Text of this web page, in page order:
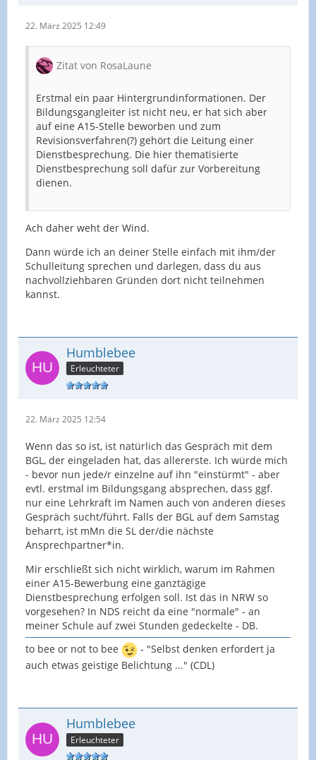
22. März 2025 12:49
Zitat von RosaLaune
Erstmal ein paar Hintergrundinformationen. Der
Bildungsgangleiter ist nicht neu, er hat sich aber
auf eine A15-Stelle beworben und zum
Revisionsverfahren(?) gehört die Leitung einer
Dienstbesprechung. Die hier thematisierte
Dienstbesprechung soll dafür zur Vorbereitung
dienen.
Ach daher weht der Wind.
Dann würde ich an deiner Stelle einfach mit ihm/der
Schulleitung sprechen und darlegen, dass du aus
nachvollziehbaren Gründen dort nicht teilnehmen
kannst.
Humblebee
Erleuchteter
22. März 2025 12:54
Wenn das so ist, ist natürlich das Gespräch mit dem
BGL, der eingeladen hat, das allererste. Ich würde mich
- bevor nun jede/r einzelne auf ihn "einstürmt" - aber
evtl. erstmal im Bildungsgang absprechen, dass ggf.
nur eine Lehrkraft im Namen auch von anderen dieses
Gespräch sucht/führt. Falls der BGL auf dem Samstag
beharrt, ist mMn die SL der/die nächste
Ansprechpartner*in.
Mir erschließt sich nicht wirklich, warum im Rahmen
einer A15-Bewerbung eine ganztägige
Dienstbesprechung erfolgen soll. Ist das in NRW so
vorgesehen? In NDS reicht da eine "normale" - an
meiner Schule auf zwei Stunden gedeckelte - DB.
to bee or not to bee
- "Selbst denken erfordert ja
auch etwas geistige Belichtung ..." (CDL)
Humblebee
Erleuchteter